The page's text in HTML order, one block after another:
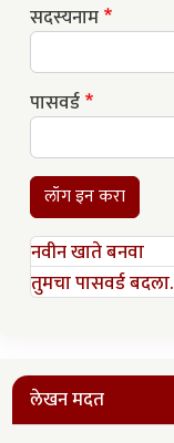
सदस्यनाम
पासवर्ड
लॉग इन करा
नवीन खाते बनवा
तुमचा पासवर्ड बदला.
लेखन मदत